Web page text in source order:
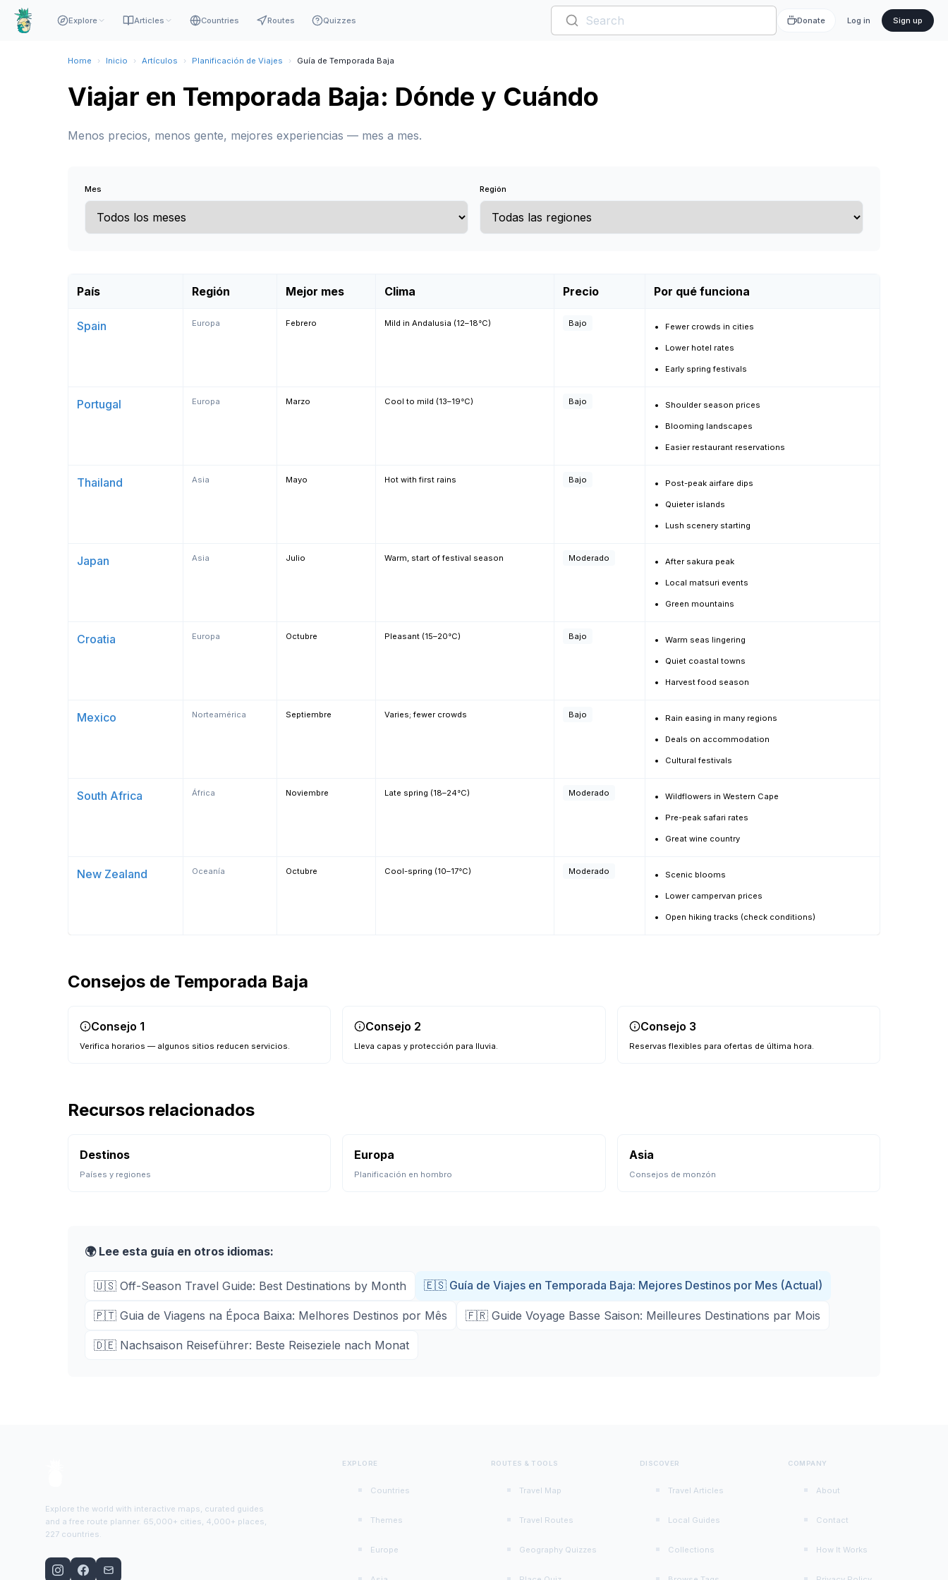
Explore Articles Countries Routes Quizzes Donate Log in Sign up
Home › Inicio › Artículos › Planificación de Viajes › Guía de Temporada Baja
Viajar en Temporada Baja: Dónde y Cuándo
Menos precios, menos gente, mejores experiencias — mes a mes.
Mes Región
País Región Mejor mes Clima Precio Por qué funciona
Spain Europa Febrero Mild in Andalusia (12–18°C) Bajo Fewer crowds in cities
Lower hotel rates
Early spring festivals
Portugal Europa Marzo Cool to mild (13–19°C) Bajo Shoulder season prices
Blooming landscapes
Easier restaurant reservations
Thailand Asia Mayo Hot with first rains Bajo Post-peak airfare dips
Quieter islands
Lush scenery starting
Japan Asia Julio Warm, start of festival season Moderado After sakura peak
Local matsuri events
Green mountains
Croatia Europa Octubre Pleasant (15–20°C) Bajo Warm seas lingering
Quiet coastal towns
Harvest food season
Mexico Norteamérica Septiembre Varies; fewer crowds Bajo Rain easing in many regions
Deals on accommodation
Cultural festivals
South Africa África Noviembre Late spring (18–24°C) Moderado Wildflowers in Western Cape
Pre-peak safari rates
Great wine country
New Zealand Oceanía Octubre Cool-spring (10–17°C) Moderado Scenic blooms
Lower campervan prices
Open hiking tracks (check conditions)
Consejos de Temporada Baja
Consejo 1
Verifica horarios — algunos sitios reducen servicios.
Consejo 2
Lleva capas y protección para lluvia.
Consejo 3
Reservas flexibles para ofertas de última hora.
Recursos relacionados
Destinos
Países y regiones
Europa
Planificación en hombro
Asia
Consejos de monzón
🌍 Lee esta guía en otros idiomas:
🇺🇸 Off-Season Travel Guide: Best Destinations by Month 🇪🇸 Guía de Viajes en Temporada Baja: Mejores Destinos por Mes (Actual)
🇵🇹 Guia de Viagens na Época Baixa: Melhores Destinos por Mês 🇫🇷 Guide Voyage Basse Saison: Meilleures Destinations par Mois
🇩🇪 Nachsaison Reiseführer: Beste Reiseziele nach Monat
Explore the world with interactive maps, curated guides
and a free route planner. 65,000+ cities, 4,000+ places,
227 countries.
EXPLORE
Countries
Themes
Europe
ROUTES & TOOLS
Travel Map
Travel Routes
Geography Quizzes
DISCOVER
Travel Articles
Local Guides
Collections
COMPANY
About
Contact
How It Works